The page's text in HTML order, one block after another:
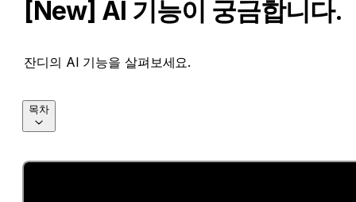
[New] AI 기능이 궁금합니다.
잔디의 AI 기능을 살펴보세요.
목차